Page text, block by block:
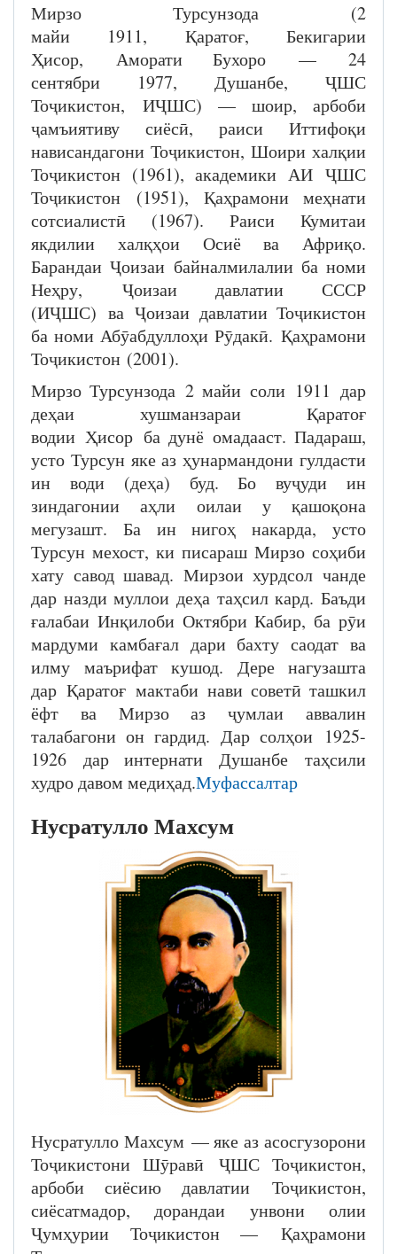
Мирзо Турсунзода (2
майи 1911, Қаратоғ, Бекигарии
Ҳисор, Аморати Бухоро — 24
сентябри 1977, Душанбе, ҶШС
Тоҷикистон, ИҶШС) — шоир, арбоби
ҷамъиятиву сиёсӣ, раиси Иттифоқи
нависандагони Тоҷикистон, Шоири халқии
Тоҷикистон (1961), академики АИ ҶШС
Тоҷикистон (1951), Қаҳрамони меҳнати
сотсиалистӣ (1967). Раиси Кумитаи
якдилии халқҳои Осиё ва Африқо.
Барандаи Ҷоизаи байналмилалии ба номи
Неҳру, Ҷоизаи давлатии СССР
(ИҶШС) ва Ҷоизаи давлатии Тоҷикистон
ба номи Абӯабдуллоҳи Рӯдакӣ. Қаҳрамони
Тоҷикистон (2001).
Мирзо Турсунзода 2 майи соли 1911 дар
деҳаи хушманзараи Қаратоғ
водии Ҳисор ба дунё омадааст. Падараш,
усто Турсун яке аз ҳунармандони гулдасти
ин води (деҳа) буд. Бо вуҷуди ин
зиндагонии аҳли оилаи у қашоқона
мегузашт. Ба ин нигоҳ накарда, усто
Турсун мехост, ки писараш Мирзо соҳиби
хату савод шавад. Мирзои хурдсол чанде
дар назди муллои деҳа таҳсил кард. Баъди
ғалабаи Инқилоби Октябри Кабир, ба рӯи
мардуми камбағал дари бахту саодат ва
илму маърифат кушод. Дере нагузашта
дар Қаратоғ мактаби нави советӣ ташкил
ёфт ва Мирзо аз ҷумлаи аввалин
талабагони он гардид. Дар солҳои 1925-
1926 дар интернати Душанбе таҳсили
худро давом медиҳад.Муфассалтар
Нусратулло Махсум
Нусратулло Махсум — яке аз асосгузорони
Тоҷикистони Шӯравӣ ҶШС Тоҷикистон,
арбоби сиёсию давлатии Тоҷикистон,
сиёсатмадор, дорандаи унвони олии
Ҷумҳурии Тоҷикистон — Қаҳрамони